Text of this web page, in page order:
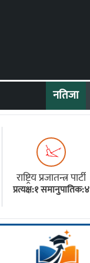
नतिजा
राष्ट्रिय प्रजातन्त्र पार्टी
प्रत्यक्ष:१ समानुपातिक:४